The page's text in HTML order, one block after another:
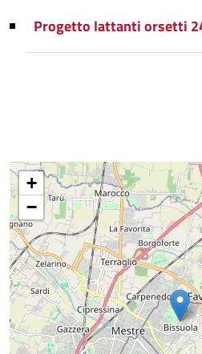
Progetto lattanti orsetti
+
−